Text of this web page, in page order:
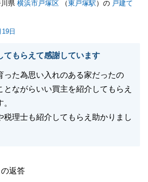
県 横浜市戸塚区 （東戸塚駅）の 戸建て
日
てもらえて感謝しています
った為思い入れのある家だったの
とながらいい買主を紹介してもらえ
税理士も紹介してもらえ助かりまし
返答